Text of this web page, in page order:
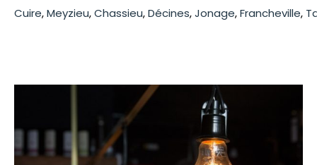
Cuire,Meyzieu,Chassieu,Décines,Jonage,Francheville,